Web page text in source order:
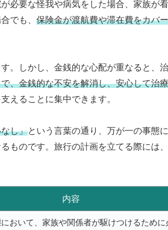
必要な怪我や病気をした場合、家族が
でも、 保険金が渡航費や滞在費をカバ
。しかし、金銭的な心配が重なると、
、金銭的な不安を解消し、安心して治
えることに集中できます。
し」という言葉の通り、万が一の事態
ものです。旅行の計画を立てる際には
内容
おいて、家族や関係者が駆けつけるために